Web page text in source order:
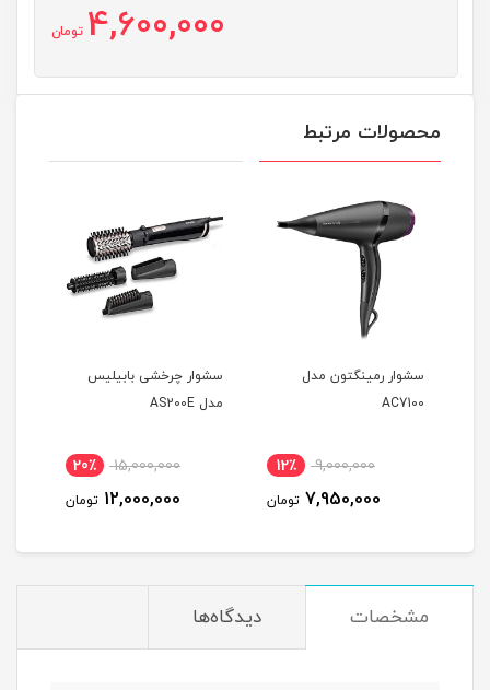
4,600,000 تومان
محصولات مرتبط
سشوار رمینگتون مدل
AC7100
9,000,000 12٪
7,950,000 تومان
سشوار چرخشی بابیلیس
مدل AS200E
15,000,000 20٪
12,000,000 تومان
مشخصات دیدگاه‌ها